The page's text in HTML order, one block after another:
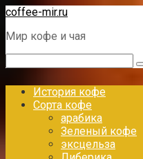
Перейти
контенту
coffee-mir.ru
Мир кофе и чая
История кофе
Сорта кофе
арабика
Зеленый кофе
эксцельза